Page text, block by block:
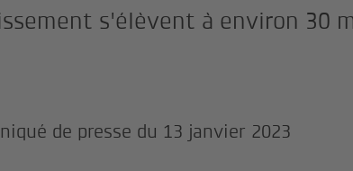
s'élèvent à environ 30
de presse du 13 janvier 2023